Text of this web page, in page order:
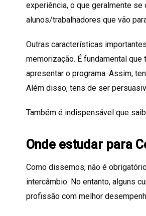
experiência, o que geralmente
alunos/trabalhadores que vão
Outras características
memorização. É fundamental
apresentar o programa. Assim,
Além disso, tens de ser
Também é indispensável que
Onde estudar para
Como dissemos, não é
intercâmbio. No entanto, alguns
profissão com melhor